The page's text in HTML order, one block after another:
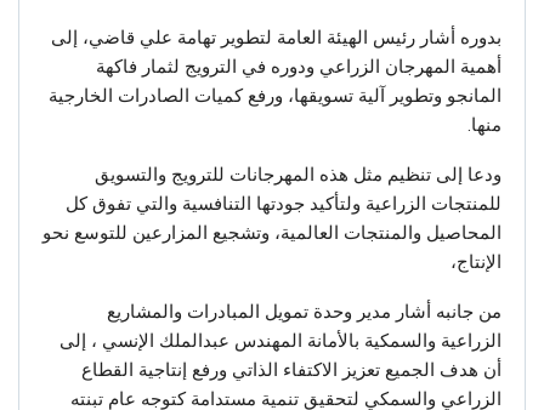
بدوره أشار رئيس الهيئة العامة لتطوير تهامة علي قاضي، إلى
أهمية المهرجان الزراعي ودوره في الترويج لثمار فاكهة
المانجو وتطوير آلية تسويقها، ورفع كميات الصادرات الخارجية
منها.
ودعا إلى تنظيم مثل هذه المهرجانات للترويج والتسويق
للمنتجات الزراعية ولتأكيد جودتها التنافسية والتي تفوق كل
المحاصيل والمنتجات العالمية، وتشجيع المزارعين للتوسع نحو
الإنتاج،
من جانبه أشار مدير وحدة تمويل المبادرات والمشاريع
الزراعية والسمكية بالأمانة المهندس عبدالملك الإنسي ، إلى
أن هدف الجميع تعزيز الاكتفاء الذاتي ورفع إنتاجية القطاع
الزراعي والسمكي لتحقيق تنمية مستدامة كتوجه عام تبنته